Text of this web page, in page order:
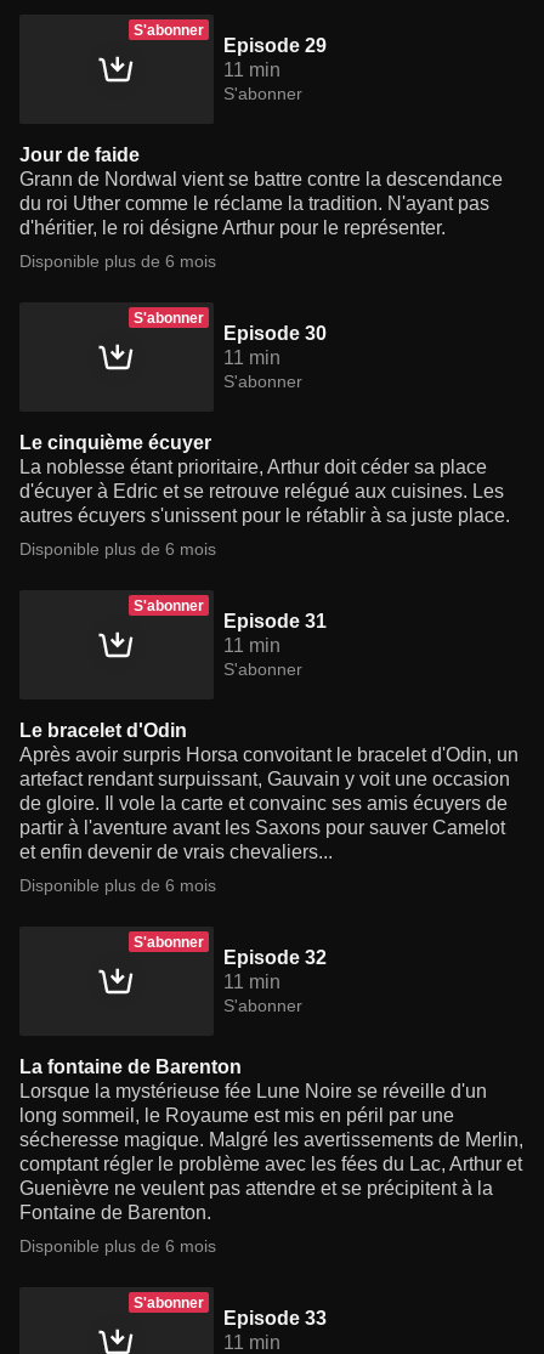
S'abonner
Episode 29
11 min
S'abonner
Jour de faide
Grann de Nordwal vient se battre contre la descendance
du roi Uther comme le réclame la tradition. N'ayant pas
d'héritier, le roi désigne Arthur pour le représenter.
Disponible plus de 6 mois
S'abonner
Episode 30
11 min
S'abonner
Le cinquième écuyer
La noblesse étant prioritaire, Arthur doit céder sa place
d'écuyer à Edric et se retrouve relégué aux cuisines. Les
autres écuyers s'unissent pour le rétablir à sa juste place.
Disponible plus de 6 mois
S'abonner
Episode 31
11 min
S'abonner
Le bracelet d'Odin
Après avoir surpris Horsa convoitant le bracelet d'Odin, un
artefact rendant surpuissant, Gauvain y voit une occasion
de gloire. Il vole la carte et convainc ses amis écuyers de
partir à l'aventure avant les Saxons pour sauver Camelot
et enfin devenir de vrais chevaliers...
Disponible plus de 6 mois
S'abonner
Episode 32
11 min
S'abonner
La fontaine de Barenton
Lorsque la mystérieuse fée Lune Noire se réveille d'un
long sommeil, le Royaume est mis en péril par une
sécheresse magique. Malgré les avertissements de Merlin,
comptant régler le problème avec les fées du Lac, Arthur et
Guenièvre ne veulent pas attendre et se précipitent à la
Fontaine de Barenton.
Disponible plus de 6 mois
S'abonner
Episode 33
11 min